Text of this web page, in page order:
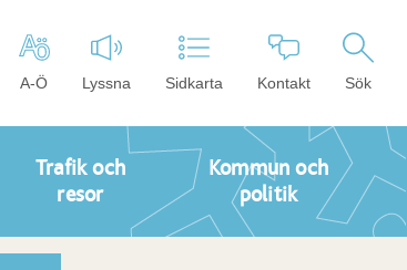
A-Ö Lyssna Sidkarta Kontakt Sök
Trafik och
resor
Kommun och
politik